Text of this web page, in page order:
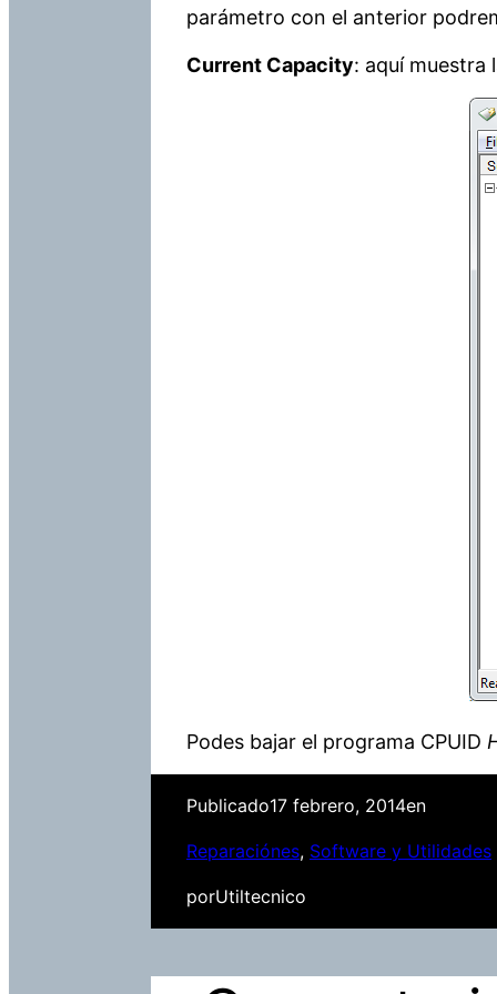
parámetro con el anterior
Current Capacity: aquí muestra
Podes bajar el programa CPUID
Publicado17 febrero, 2014en
Reparaciónes, Software y Utilidades
porUtiltecnico